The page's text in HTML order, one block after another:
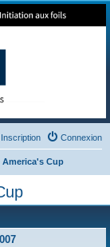
Connexion
Inscription
America's Cup